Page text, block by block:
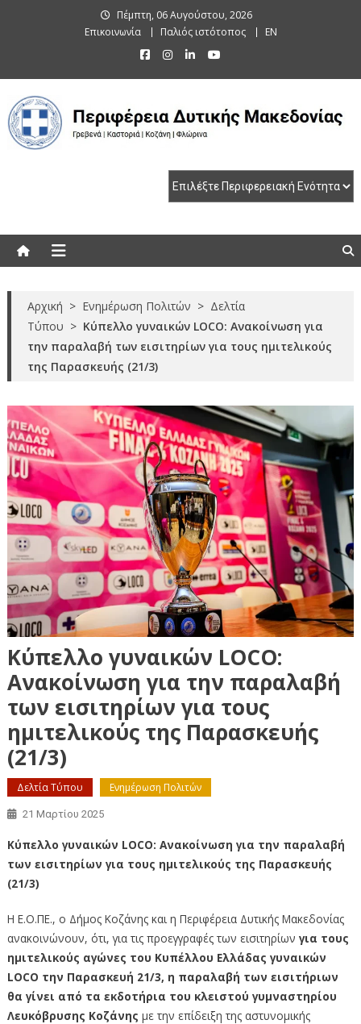
Πέμπτη, 06 Αυγούστου, 2026
Επικοινωνία
Παλιός ιστότοπος EN
Αρχική > Ενημέρωση Πολιτών > Δελτία
Τύπου > Κύπελλο γυναικών LOCΟ: Ανακοίνωση για
την παραλαβή των εισιτηρίων για τους ημιτελικούς
της Παρασκευής (21/3)
Κύπελλο γυναικών LOCΟ:
Ανακοίνωση για την παραλαβή
των εισιτηρίων για τους
ημιτελικούς της Παρασκευής
(21/3)
Δελτία Τύπου Ενημέρωση Πολιτών
21 Μαρτίου 2025
Κύπελλο γυναικών LOCΟ: Ανακοίνωση για την παραλαβή
των εισιτηρίων για τους ημιτελικούς της Παρασκευής
(21/3)
Η Ε.Ο.ΠΕ., ο Δήμος Κοζάνης και η Περιφέρεια Δυτικής Μακεδονίας
ανακοινώνουν, ότι, για τις προεγγραφές των εισιτηρίων για τους
ημιτελικούς αγώνες του Κυπέλλου Ελλάδας γυναικών
LOCO την Παρασκευή 21/3, η παραλαβή των εισιτήριων
θα γίνει από τα εκδοτήρια του κλειστού γυμναστηρίου
Λευκόβρυσης Κοζάνης με την επίδειξη της αστυνομικής